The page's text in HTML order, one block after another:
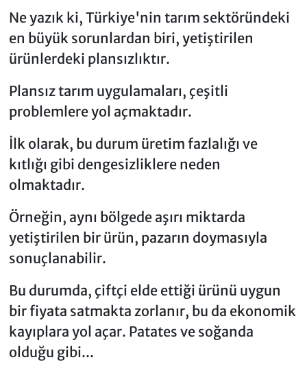
Ne yazık ki, Türkiye'nin tarım sektöründeki
en büyük sorunlardan biri, yetiştirilen
ürünlerdeki plansızlıktır.
Plansız tarım uygulamaları, çeşitli
problemlere yol açmaktadır.
İlk olarak, bu durum üretim fazlalığı ve
kıtlığı gibi dengesizliklere neden
olmaktadır.
Örneğin, aynı bölgede aşırı miktarda
yetiştirilen bir ürün, pazarın doymasıyla
sonuçlanabilir.
Bu durumda, çiftçi elde ettiği ürünü uygun
bir fiyata satmakta zorlanır, bu da ekonomik
kayıplara yol açar. Patates ve soğanda
olduğu gibi...